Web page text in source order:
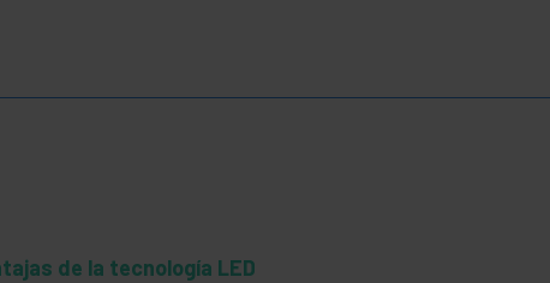
de la tecnología LED